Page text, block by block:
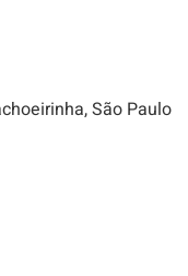
São Paulo